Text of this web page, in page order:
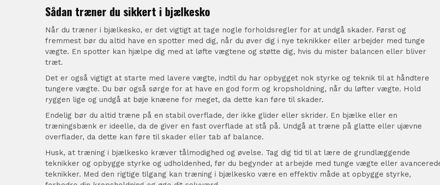
Sådan træner du sikkert i bjælkesko
Når du træner i bjælkesko, er det vigtigt at tage nogle forholdsregler for at undgå skader. Først og
fremmest bør du altid have en spotter med dig, når du øver dig i nye teknikker eller arbejder med tunge
vægte. En spotter kan hjælpe dig med at løfte vægtene og støtte dig, hvis du mister balancen eller bliver
træt.
Det er også vigtigt at starte med lavere vægte, indtil du har opbygget nok styrke og teknik til at håndtere
tungere vægte. Du bør også sørge for at have en god form og kropsholdning, når du løfter vægte. Hold
ryggen lige og undgå at bøje knæene for meget, da dette kan føre til skader.
Endelig bør du altid træne på en stabil overflade, der ikke glider eller skrider. En bjælke eller en
træningsbænk er ideelle, da de giver en fast overflade at stå på. Undgå at træne på glatte eller ujævne
overflader, da dette kan føre til skader eller tab af balance.
Husk, at træning i bjælkesko kræver tålmodighed og øvelse. Tag dig tid til at lære de grundlæggende
teknikker og opbygge styrke og udholdenhed, før du begynder at arbejde med tunge vægte eller
teknikker. Med den rigtige tilgang kan træning i bjælkesko være en effektiv måde at opbygge styrke,